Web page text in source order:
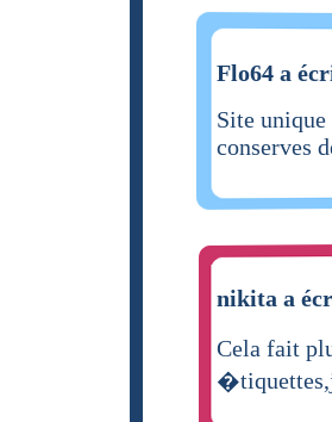
Flo64 a
Site
conserves
nikita a
Cela fait